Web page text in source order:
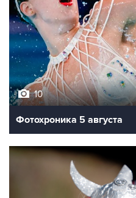
10
Фотохроника 5 августа